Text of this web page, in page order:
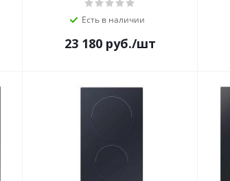
Есть в наличии
23 180 руб./шт